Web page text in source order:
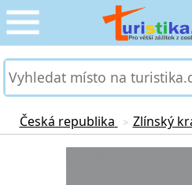
CESTOVÁNÍ
SLUŽBY & DOPRAVA
PRO TURISTY
Česká republika > Zlínský